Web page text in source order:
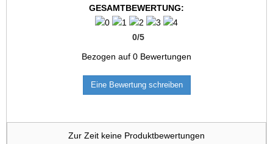
GESAMTBEWERTUNG:
0/5
Bezogen auf 0 Bewertungen
Eine Bewertung schreiben
Zur Zeit keine Produktbewertungen